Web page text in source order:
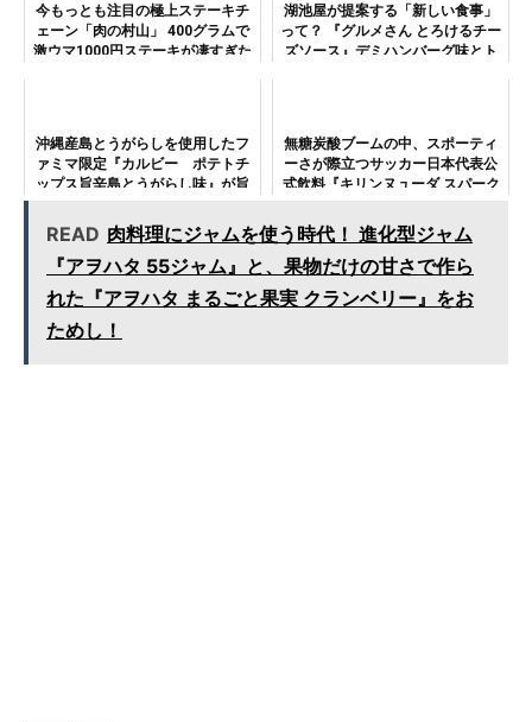
今もっとも注目の極上ステーキチ
ェーン「肉の村山」 400グラムで
激ウマ1000円ステーキが凄すぎた
湖池屋が提案する「新しい食事」
って？ 『グルメさん とろけるチー
ズソース』デミハンバーグ味とト
沖縄産島とうがらしを使用したフ
ァミマ限定『カルビー ポテトチ
ップス旨辛島とうがらし味』が旨
無糖炭酸ブームの中、スポーティ
ーさが際立つサッカー日本代表公
式飲料『キリンヌューダ スパーク
READ 肉料理にジャムを使う時代！ 進化型ジャム
『アヲハタ 55ジャム』と、果物だけの甘さで作ら
れた『アヲハタ まるごと果実 クランベリー』をお
ためし！